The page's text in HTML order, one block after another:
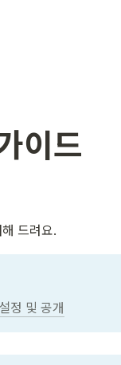
이드
드려요.
정 및 공개